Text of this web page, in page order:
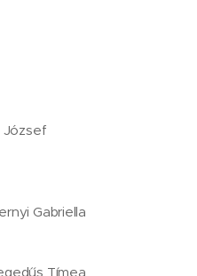
József
Gabriella
Tímea